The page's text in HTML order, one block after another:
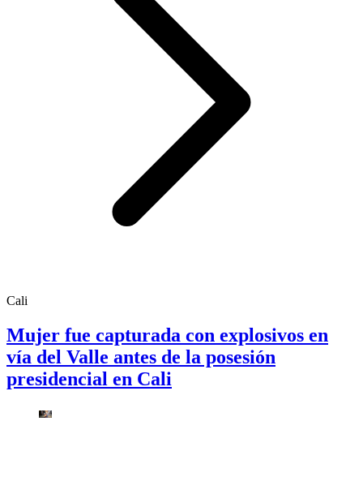
Cali
Mujer fue capturada con explosivos en
vía del Valle antes de la posesión
presidencial en Cali